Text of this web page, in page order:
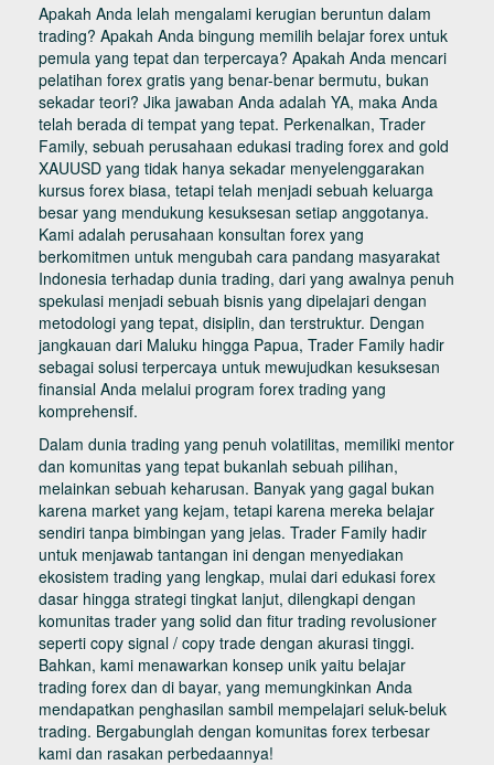
Apakah Anda lelah mengalami kerugian beruntun dalam
trading? Apakah Anda bingung memilih belajar forex untuk
pemula yang tepat dan terpercaya? Apakah Anda mencari
pelatihan forex gratis yang benar-benar bermutu, bukan
sekadar teori? Jika jawaban Anda adalah YA, maka Anda
telah berada di tempat yang tepat. Perkenalkan, Trader
Family, sebuah perusahaan edukasi trading forex and gold
XAUUSD yang tidak hanya sekadar menyelenggarakan
kursus forex biasa, tetapi telah menjadi sebuah keluarga
besar yang mendukung kesuksesan setiap anggotanya.
Kami adalah perusahaan konsultan forex yang
berkomitmen untuk mengubah cara pandang masyarakat
Indonesia terhadap dunia trading, dari yang awalnya penuh
spekulasi menjadi sebuah bisnis yang dipelajari dengan
metodologi yang tepat, disiplin, dan terstruktur. Dengan
jangkauan dari Maluku hingga Papua, Trader Family hadir
sebagai solusi terpercaya untuk mewujudkan kesuksesan
finansial Anda melalui program forex trading yang
komprehensif.
Dalam dunia trading yang penuh volatilitas, memiliki mentor
dan komunitas yang tepat bukanlah sebuah pilihan,
melainkan sebuah keharusan. Banyak yang gagal bukan
karena market yang kejam, tetapi karena mereka belajar
sendiri tanpa bimbingan yang jelas. Trader Family hadir
untuk menjawab tantangan ini dengan menyediakan
ekosistem trading yang lengkap, mulai dari edukasi forex
dasar hingga strategi tingkat lanjut, dilengkapi dengan
komunitas trader yang solid dan fitur trading revolusioner
seperti copy signal / copy trade dengan akurasi tinggi.
Bahkan, kami menawarkan konsep unik yaitu belajar
trading forex dan di bayar, yang memungkinkan Anda
mendapatkan penghasilan sambil mempelajari seluk-beluk
trading. Bergabunglah dengan komunitas forex terbesar
kami dan rasakan perbedaannya!